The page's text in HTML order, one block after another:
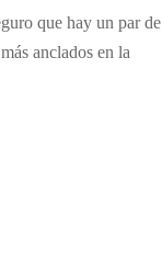
que hay un par de
anclados en la